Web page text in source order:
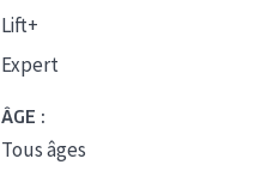
Lift+
Expert
ÂGE :
Tous âges